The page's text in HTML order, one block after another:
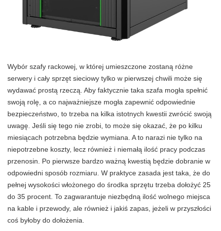
Wybór szafy rackowej, w której umieszczone zostaną różne
serwery i cały sprzęt sieciowy tylko w pierwszej chwili może się
wydawać prostą rzeczą. Aby faktycznie taka szafa mogła spełnić
swoją rolę, a co najważniejsze mogła zapewnić odpowiednie
bezpieczeństwo, to trzeba na kilka istotnych kwestii zwrócić swoją
uwagę. Jeśli się tego nie zrobi, to może się okazać, że po kilku
miesiącach potrzebna będzie wymiana. A to narazi nie tylko na
niepotrzebne koszty, lecz również i niemałą ilość pracy podczas
przenosin. Po pierwsze bardzo ważną kwestią będzie dobranie w
odpowiedni sposób rozmiaru. W praktyce zasada jest taka, że do
pełnej wysokości włożonego do środka sprzętu trzeba dołożyć 25
do 35 procent. To zagwarantuje niezbędną ilość wolnego miejsca
na kable i przewody, ale również i jakiś zapas, jeżeli w przyszłości
coś byłoby do dołożenia.